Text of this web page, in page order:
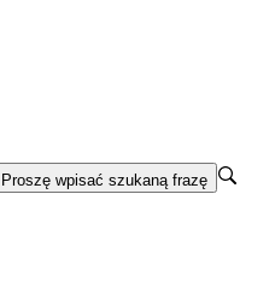
Proszę wpisać szukaną frazę